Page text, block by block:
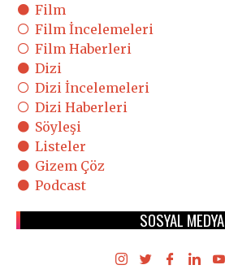
Film
Film İncelemeleri
Film Haberleri
Dizi
Dizi İncelemeleri
Dizi Haberleri
Söyleşi
Listeler
Gizem Çöz
Podcast
SOSYAL MEDYA